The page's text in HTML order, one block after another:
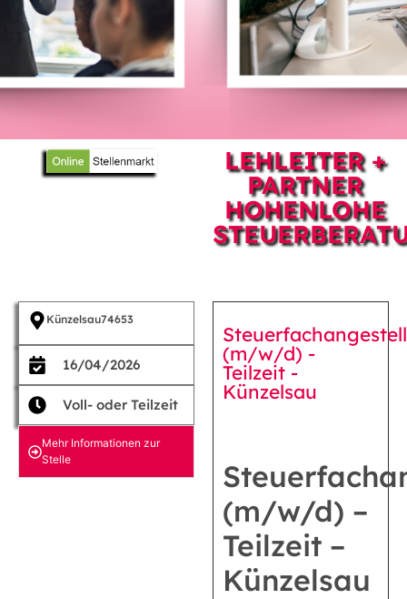
LEHLEITER +
PARTNER
HOHENLOHE
Künzelsau74653
16/04/2026
Voll- oder Teilzeit
Mehr Informationen zur
Stelle
(m/w/d) -
Teilzeit -
Künzelsau
(m/w/d) –
Teilzeit –
Künzelsau